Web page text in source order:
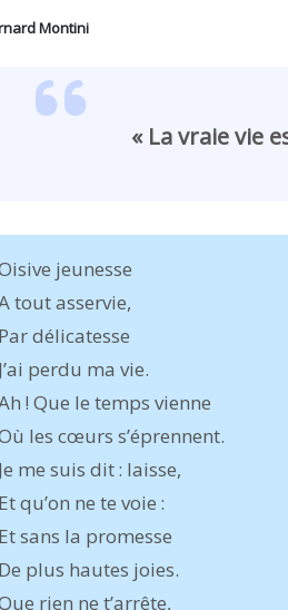
Montini
« La vraie vie
jeunesse
tout asservie,
Par délicatesse
J’ai perdu ma vie.
! Que le temps vienne
les cœurs s’éprennent.
Je me suis dit : laisse,
Et qu’on ne te voie :
Et sans la promesse
De plus hautes joies.
rien ne t’arrête,